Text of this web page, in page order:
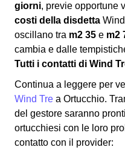
giorni, previe opportune
costi della disdetta
oscillano tra m2 35 e m2
cambia e dalle
Tutti i contatti di Wind
Continua a leggere per
Wind Tre a Ortucchio.
del gestore saranno
ortucchiesi con le loro
contatto con il provider: